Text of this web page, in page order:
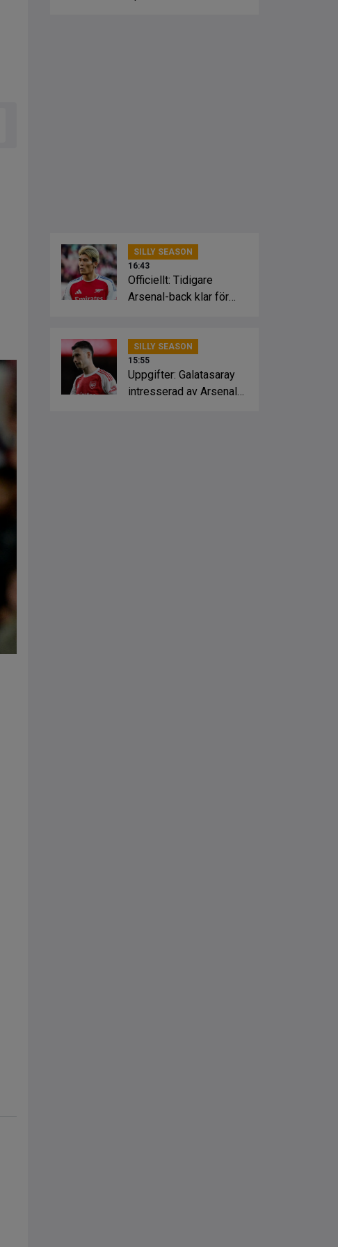
SILLY SEASON
16:43
Officiellt: Tidigare
Arsenal-back klar för
SILLY SEASON
15:55
Uppgifter: Galatasaray
intresserad av Arsenal-